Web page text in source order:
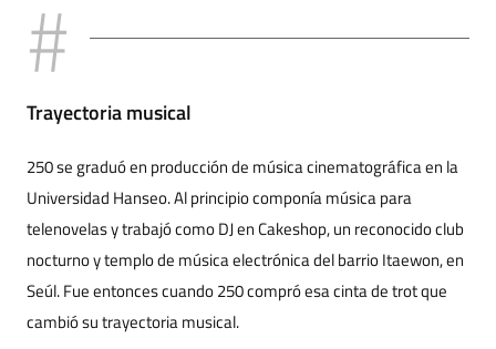
Trayectoria musical
250 se graduó en producción de música cinematográfica en la
Universidad Hanseo. Al principio componía música para
telenovelas y trabajó como DJ en Cakeshop, un reconocido club
nocturno y templo de música electrónica del barrio Itaewon, en
Seúl. Fue entonces cuando 250 compró esa cinta de trot que
cambió su trayectoria musical.